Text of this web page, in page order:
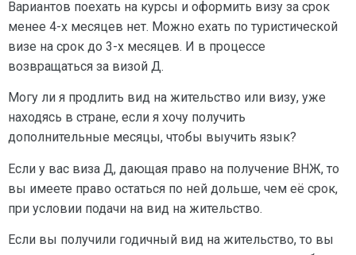
Вариантов поехать на курсы и оформить визу за срок
менее 4-х месяцев нет. Можно ехать по туристической
визе на срок до 3-х месяцев. И в процессе
возвращаться за визой Д.
Могу ли я продлить вид на жительство или визу, уже
находясь в стране, если я хочу получить
дополнительные месяцы, чтобы выучить язык?
Если у вас виза Д, дающая право на получение ВНЖ, то
вы имеете право остаться по ней дольше, чем её срок,
при условии подачи на вид на жительство.
Если вы получили годичный вид на жительство, то вы